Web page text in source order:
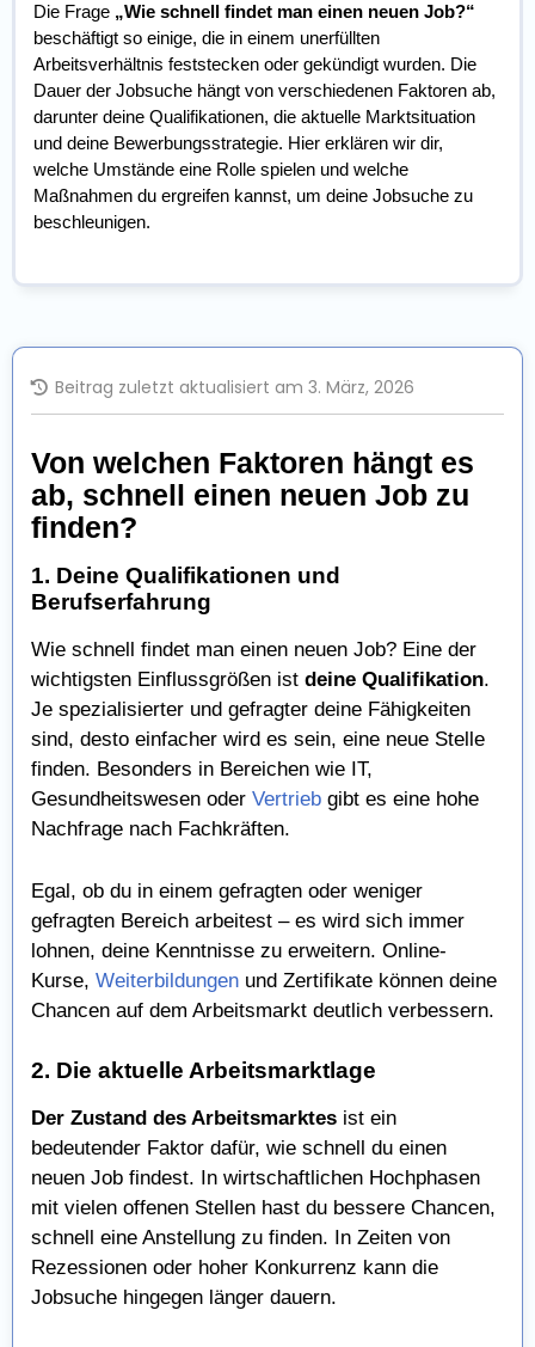
Die Frage „Wie schnell findet man einen neuen Job?“
beschäftigt so einige, die in einem unerfüllten
Arbeitsverhältnis feststecken oder gekündigt wurden. Die
Dauer der Jobsuche hängt von verschiedenen Faktoren ab,
darunter deine Qualifikationen, die aktuelle Marktsituation
und deine Bewerbungsstrategie. Hier erklären wir dir,
welche Umstände eine Rolle spielen und welche
Maßnahmen du ergreifen kannst, um deine Jobsuche zu
beschleunigen.
Beitrag zuletzt aktualisiert am 3. März, 2026
Von welchen Faktoren hängt es
ab, schnell einen neuen Job zu
finden?
1. Deine Qualifikationen und
Berufserfahrung
Wie schnell findet man einen neuen Job? Eine der
wichtigsten Einflussgrößen ist deine Qualifikation.
Je spezialisierter und gefragter deine Fähigkeiten
sind, desto einfacher wird es sein, eine neue Stelle
finden. Besonders in Bereichen wie IT,
Gesundheitswesen oder Vertrieb gibt es eine hohe
Nachfrage nach Fachkräften.
Egal, ob du in einem gefragten oder weniger
gefragten Bereich arbeitest – es wird sich immer
lohnen, deine Kenntnisse zu erweitern. Online-
Kurse, Weiterbildungen und Zertifikate können deine
Chancen auf dem Arbeitsmarkt deutlich verbessern.
2. Die aktuelle Arbeitsmarktlage
Der Zustand des Arbeitsmarktes ist ein
bedeutender Faktor dafür, wie schnell du einen
neuen Job findest. In wirtschaftlichen Hochphasen
mit vielen offenen Stellen hast du bessere Chancen,
schnell eine Anstellung zu finden. In Zeiten von
Rezessionen oder hoher Konkurrenz kann die
Jobsuche hingegen länger dauern.